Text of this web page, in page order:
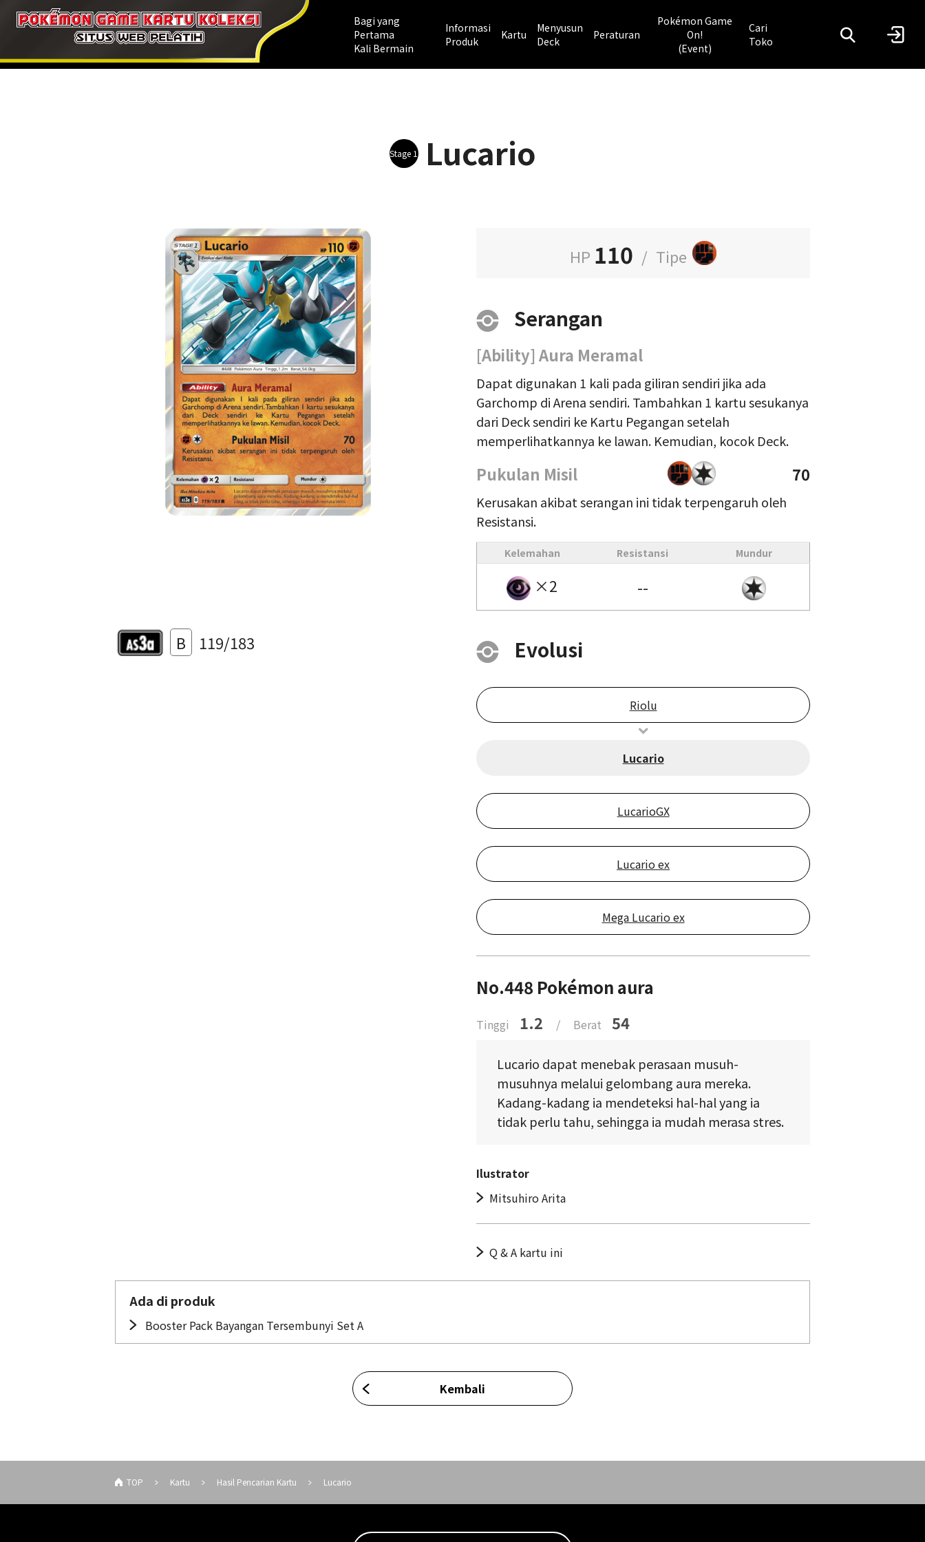
Bagi yang
Pertama
Kali Bermain
Informasi
Produk
Kartu
Menyusun
Deck
Peraturan
Pokémon Game
On!
(Event)
Cari
Toko
Stage 1Lucario
HP 110 / Tipe
Serangan
[Ability] Aura Meramal
Dapat digunakan 1 kali pada giliran sendiri jika ada
Garchomp di Arena sendiri. Tambahkan 1 kartu sesukanya
dari Deck sendiri ke Kartu Pegangan setelah
memperlihatkannya ke lawan. Kemudian, kocok Deck.
Pukulan Misil 70
Kerusakan akibat serangan ini tidak terpengaruh oleh
Resistansi.
Kelemahan Resistansi Mundur
×2 --
B 119/183 Evolusi
Riolu
Lucario
LucarioGX
Lucario ex
Mega Lucario ex
No.448 Pokémon aura
Tinggi 1.2 / Berat 54
Lucario dapat menebak perasaan musuh-
musuhnya melalui gelombang aura mereka.
Kadang-kadang ia mendeteksi hal-hal yang ia
tidak perlu tahu, sehingga ia mudah merasa stres.
Ilustrator
Mitsuhiro Arita
Q & A kartu ini
Ada di produk
Booster Pack Bayangan Tersembunyi Set A
Kembali
TOP Kartu Hasil Pencarian Kartu Lucario